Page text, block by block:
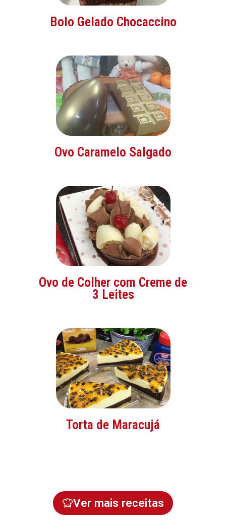
Bolo Gelado Chocaccino
Ovo Caramelo Salgado
Ovo de Colher com Creme de
3 Leites
Torta de Maracujá
Ver mais receitas